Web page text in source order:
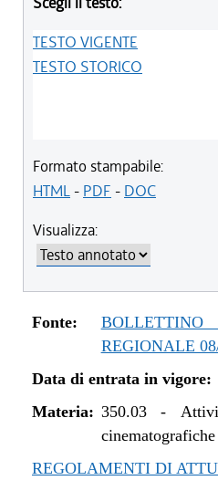
TESTO VIGENTE
TESTO STORICO
Formato stampabile:
HTML- PDF - DOC
Visualizza:
Fonte:
REGIONALE
Data di entrata in vigore:
Materia: 350.03-
REGOLAMENTI DI